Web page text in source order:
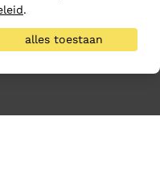
.
alles toestaan